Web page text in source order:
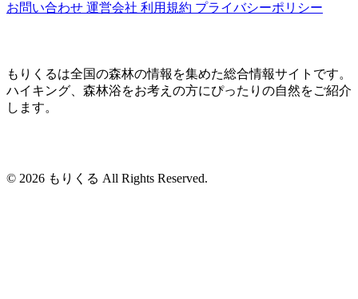
お問い合わせ 運営会社 利用規約 プライバシーポリシー
もりくるは全国の森林の情報を集めた総合情報サイトです。
ハイキング、森林浴をお考えの方にぴったりの自然をご紹介
します。
© 2026 もりくる All Rights Reserved.